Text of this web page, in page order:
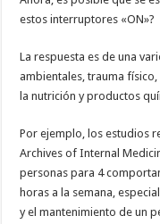
estos interruptores «ON»?
La respuesta es de una
ambientales, trauma
la nutrición y productos
Por ejemplo, los estudios
Archives of Internal
personas para 4
horas a la semana,
y el mantenimiento de un